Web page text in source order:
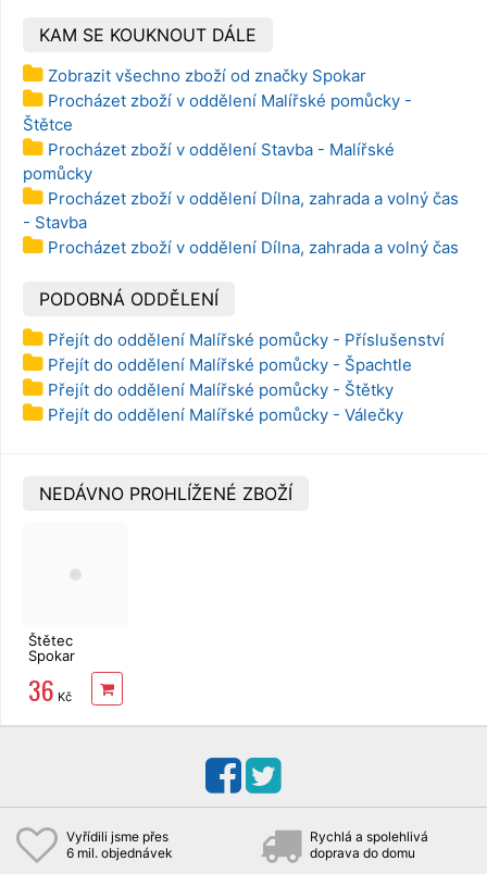
KAM SE KOUKNOUT DÁLE
Zobrazit všechno zboží od značky Spokar
Procházet zboží v oddělení Malířské pomůcky -
Štětce
Procházet zboží v oddělení Stavba - Malířské
pomůcky
Procházet zboží v oddělení Dílna, zahrada a volný čas
- Stavba
Procházet zboží v oddělení Dílna, zahrada a volný čas
PODOBNÁ ODDĚLENÍ
Přejít do oddělení Malířské pomůcky - Příslušenství
Přejít do oddělení Malířské pomůcky - Špachtle
Přejít do oddělení Malířské pomůcky - Štětky
Přejít do oddělení Malířské pomůcky - Válečky
NEDÁVNO PROHLÍŽENÉ ZBOŽÍ
Štětec
Spokar
plochý 81215
- 2"
36 Kč
Vyřídili jsme přes
6 mil. objednávek
Rychlá a spolehlivá
doprava do domu